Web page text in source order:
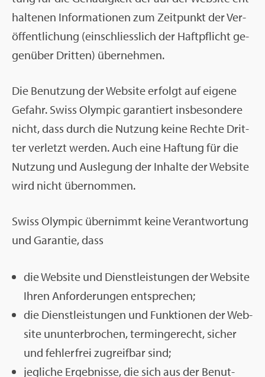
hal­te­nen In­for­ma­tio­nen zum Zeit­punkt der Ver­
öf­fent­li­chung (ein­schliess­lich der Haft­pflicht ge­
gen­über Drit­ten) über­neh­men.
Die Be­nut­zung der Web­site er­folgt auf ei­ge­ne
Ge­fahr. Swiss Olym­pic ga­ran­tiert ins­be­son­de­re
nicht, dass durch die Nut­zung keine Rech­te Drit­
ter ver­letzt wer­den. Auch eine Haf­tung für die
Nut­zung und Aus­le­gung der In­hal­te der Web­site
wird nicht über­nom­men.
Swiss Olym­pic über­nimmt keine Ver­ant­wor­tung
und Ga­ran­tie, dass
die Web­site und Dienst­leis­tun­gen der Web­site
Ihren An­for­de­run­gen ent­spre­chen;
die Dienst­leis­tun­gen und Funk­tio­nen der Web­
site un­un­ter­bro­chen, ter­min­ge­recht, si­cher
und feh­ler­frei zu­greif­bar sind;
jeg­li­che Er­geb­nis­se, die sich aus der Be­nut­